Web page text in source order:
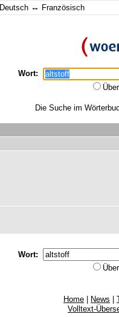
Deutsch ↔ Französisch
Wort:
Die Suche im
Wort:
Home News
Volltext-